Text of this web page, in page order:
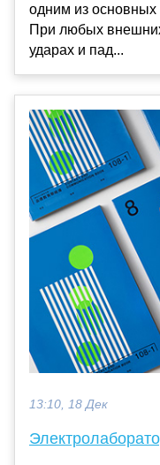
одним из основных
При любых
ударах и пад...
13:10, 18 Дек